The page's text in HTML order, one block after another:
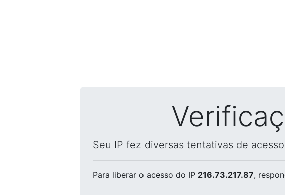
Seu IP fez diversas tentativas de
Para liberar o acesso do IP 216.73.217.87,